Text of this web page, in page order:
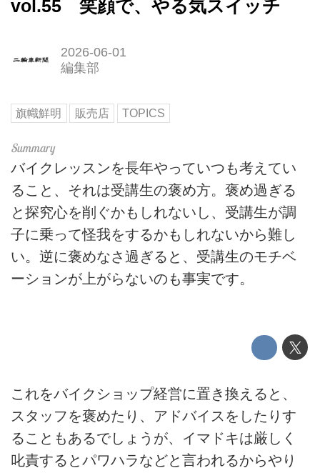
vol.55 笑顔で、やる気スイッチ
2026-06-01
編集部
旗幟鮮明 販売店 TOPICS
バイクレッスンを長年やっていつも考えてい
ること、それは受講生の褒め方。褒め過ぎる
と探究心を削ぐかもしれないし、受講生が調
子に乗って怪我をするかもしれないから難し
い。逆に褒めなさ過ぎると、受講生のモチベ
ーションが上がらないのも事実です。
これをバイクショップ経営に置き換えると、
スタッフを褒めたり、アドバイスをしたりす
ることもあるでしょうが、イマドキは厳しく
叱責するとパワハラなどと言われるからやり